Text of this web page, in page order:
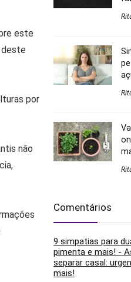
este
deste
por
não
Comentários
9 simpatias para
pimenta e mais! -
separar casal:
mais!